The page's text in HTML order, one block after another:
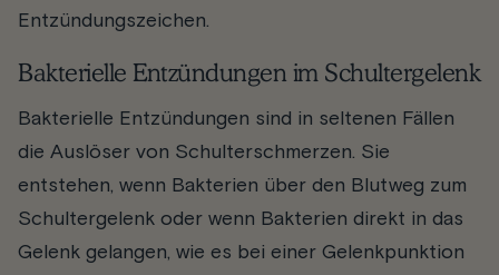
Entzündungszeichen.
Bakterielle Entzündungen im Schultergelenk
Bakterielle Entzündungen sind in seltenen Fällen
die Auslöser von Schulterschmerzen. Sie
entstehen, wenn Bakterien über den Blutweg zum
Schultergelenk oder wenn Bakterien direkt in das
Gelenk gelangen, wie es bei einer Gelenkpunktion